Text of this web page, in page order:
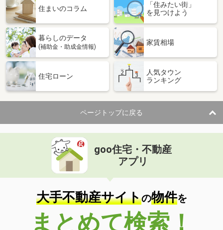
住まいのコラム
「住みたい街」
を見つけよう
暮らしのデータ
(補助金・助成金情報)
家賃相場
住宅ローン
人気タウン
ランキング
ページトップに戻る
goo住宅・不動産
アプリ
大手不動産サイトの物件を
まとめて検索！